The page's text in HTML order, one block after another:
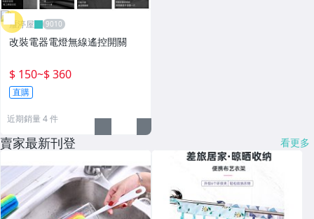
雁渟屋
改裝電器電燈無線遙控開關
$ 150~$ 360
直購
近期銷量 4 件
賣家最新刊登 看更多